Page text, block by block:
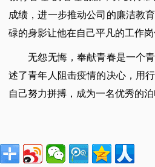
成绩，进一步推动公司的廉洁教
碌的身影让他在自己平凡的工作
无怨无悔，奉献青春是一个青
述了青年人阻击疫情的决心，用
自己努力拼搏，成为一名优秀的泊